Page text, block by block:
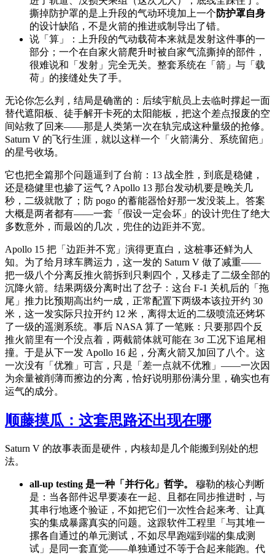
撕掉防护罩的是上升段的气动环境加上一个 防护罩自身
的设计缺陷，不是火箭的推进或制导出了错。
说「算」：上升段的气动载荷本来就是发射这件事的一
部分；一个在自家火箭爬升时被自家气流撕掉的部件，
很难说和「发射」完全无关。整套系统在「箭」与「载
荷」的接缝处失了手。
无论你怎么判，结局是确凿的：后续宇航员上去临时撑起一面
替代遮阳板、徒手解开卡死的太阳能板，把这个差点报废的空
间站救了回来——那是人类第一次在轨完成这种量级的抢修。
Saturn V 的飞行生涯，就以这样一个「火箭满分、系统留疤」
的星号收场。
它也把全篇那个问题逼到了台前：13 战全胜，到底是稳健，
还是稳健里也掺了运气？Apollo 13 那台发动机要是晚关几
秒，二级就散了；防 pogo 的蓄能器恰好那一发没装上。答案
大概是两者都有——一套「假设一定会坏」的设计兜住了绝大
多数意外，而最凶的几次，兜住的边距并不宽。
Apollo 15 把「边距并不宽」演得更直白，这桩事还鲜为人
知。为了给月球车腾运力，这一发的 Saturn V 做了减重——
把一级八个分离反推火箭拆到只剩四个，又移走了二级全部的
沉降火箭。结果两级分离时出了岔子：这台 F-1 关机后的「拖
尾」推力比预期高出约一成，正常配置下两级本该拉开约 30
米，这一发实际只拉开约 12 米，离得太近的二级喷流还烤坏
了一级的遥测系统。事后 NASA 算了一笔账：只要那四个反
推火箭里有一个没点着，两截箭体就可能在 3σ 工况下追尾相
撞。于是从下一发 Apollo 16 起，分离火箭又加回了八个。这
一次没有「优雅」可言，只是「差一点就不优雅」——一次因
为余量被削薄而擦边的分离，恰好说明那份满分里，确实也有
运气的成分。
顺藤摸瓜：这套思路还出现在哪
Saturn V 的故事表面是硬件，内核却是几个能搬到别处的想
法。
all-up testing 是一种「并行化」哲学。
穆勒的核心判断
是：当各部件迟早要凑在一起、且都在同步推进时，与
其串行地逐个验证，不如把它们一次性合起来考、让真
实的集成暴露真实的问题。这跟软件工程里「与其堆一
摞各自通过的单元测试，不如尽早跑端到端的集成测
试」是同一套直觉——单独通过不等于合起来能跑。代